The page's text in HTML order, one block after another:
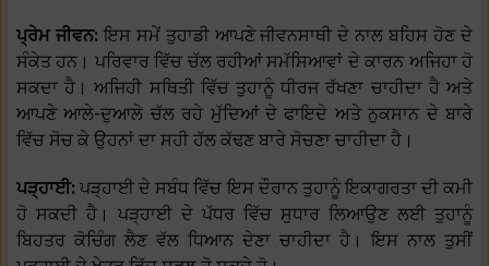
ਪ੍ਰੇਮ ਜੀਵਨ:ਇਸ ਸਮੇਂ ਤੁਹਾਡੀ ਆਪਣੇ ਜੀਵਨਸਾਥੀ ਦੇ ਨਾਲ ਬਹਿਸ ਹੋਣ ਦੇ
ਸੰਕੇਤ ਹਨ। ਪਰਿਵਾਰ ਵਿੱਚ ਚੱਲ ਰਹੀਆਂ ਸਮੱਸਿਆਵਾਂ ਦੇ ਕਾਰਨ ਅਜਿਹਾ ਹੋ
ਸਕਦਾ ਹੈ। ਅਜਿਹੀ ਸਥਿਤੀ ਵਿੱਚ ਤੁਹਾਨੂੰ ਧੀਰਜ ਰੱਖਣਾ ਚਾਹੀਦਾ ਹੈ ਅਤੇ
ਆਪਣੇ ਆਲੇ-ਦੁਆਲੇ ਚੱਲ ਰਹੇ ਮੁੱਦਿਆਂ ਦੇ ਫਾਇਦੇ ਅਤੇ ਨੁਕਸਾਨ ਦੇ ਬਾਰੇ
ਵਿੱਚ ਸੋਚ ਕੇ ਉਹਨਾਂ ਦਾ ਸਹੀ ਹੱਲ ਕੱਢਣ ਬਾਰੇ ਸੋਚਣਾ ਚਾਹੀਦਾ ਹੈ।
ਪੜ੍ਹਾਈ:ਪੜ੍ਹਾਈ ਦੇ ਸਬੰਧ ਵਿੱਚ ਇਸ ਦੌਰਾਨ ਤੁਹਾਨੂੰ ਇਕਾਗਰਤਾ ਦੀ ਕਮੀ
ਹੋ ਸਕਦੀ ਹੈ। ਪੜ੍ਹਾਈ ਦੇ ਪੱਧਰ ਵਿੱਚ ਸੁਧਾਰ ਲਿਆਉਣ ਲਈ ਤੁਹਾਨੂੰ
ਬਿਹਤਰ ਕੋਚਿੰਗ ਲੈਣ ਵੱਲ ਧਿਆਨ ਦੇਣਾ ਚਾਹੀਦਾ ਹੈ। ਇਸ ਨਾਲ ਤੁਸੀਂ